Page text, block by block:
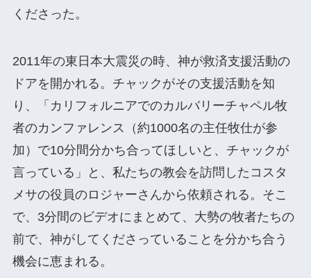
くださった。
2011年の東日本大震災の時、神が救済支援活動の
ドアを開かれる。チャックがその支援活動を知
り、「カリフォルニアでのカルバリーチャペル牧
者のカンファレンス（約1000名の主任牧仕が参
加）で10分間分かち合ってほしいと、チャックが
言っている」と、私たちの教会を訪問したコスタ
メサの役員のロジャーさんから依頼される。そこ
で、3分間のビデオにまとめて、大勢の牧者たちの
前で、神がしてくださっていることを分かち合う
機会に恵まれる。